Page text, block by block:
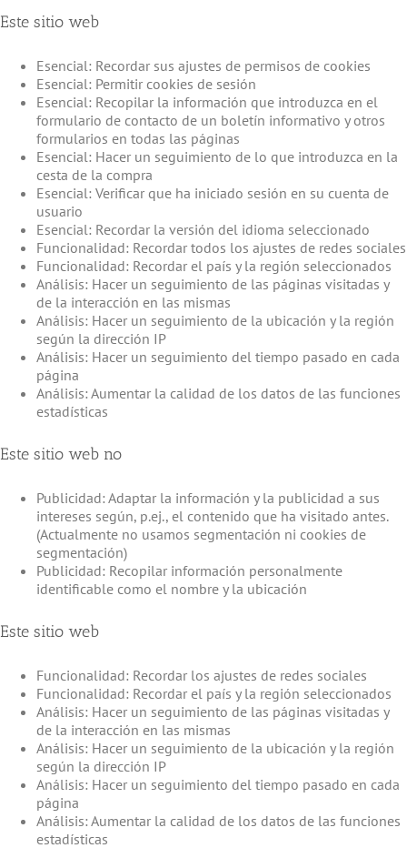
Este sitio web
Esencial: Recordar sus ajustes de permisos de cookies
Esencial: Permitir cookies de sesión
Esencial: Recopilar la información que introduzca en el
formulario de contacto de un boletín informativo y otros
formularios en todas las páginas
Esencial: Hacer un seguimiento de lo que introduzca en la
cesta de la compra
Esencial: Verificar que ha iniciado sesión en su cuenta de
usuario
Esencial: Recordar la versión del idioma seleccionado
Funcionalidad: Recordar todos los ajustes de redes sociales
Funcionalidad: Recordar el país y la región seleccionados
Análisis: Hacer un seguimiento de las páginas visitadas y
de la interacción en las mismas
Análisis: Hacer un seguimiento de la ubicación y la región
según la dirección IP
Análisis: Hacer un seguimiento del tiempo pasado en cada
página
Análisis: Aumentar la calidad de los datos de las funciones
estadísticas
Este sitio web no
Publicidad: Adaptar la información y la publicidad a sus
intereses según, p.ej., el contenido que ha visitado antes.
(Actualmente no usamos segmentación ni cookies de
segmentación)
Publicidad: Recopilar información personalmente
identificable como el nombre y la ubicación
Este sitio web
Funcionalidad: Recordar los ajustes de redes sociales
Funcionalidad: Recordar el país y la región seleccionados
Análisis: Hacer un seguimiento de las páginas visitadas y
de la interacción en las mismas
Análisis: Hacer un seguimiento de la ubicación y la región
según la dirección IP
Análisis: Hacer un seguimiento del tiempo pasado en cada
página
Análisis: Aumentar la calidad de los datos de las funciones
estadísticas